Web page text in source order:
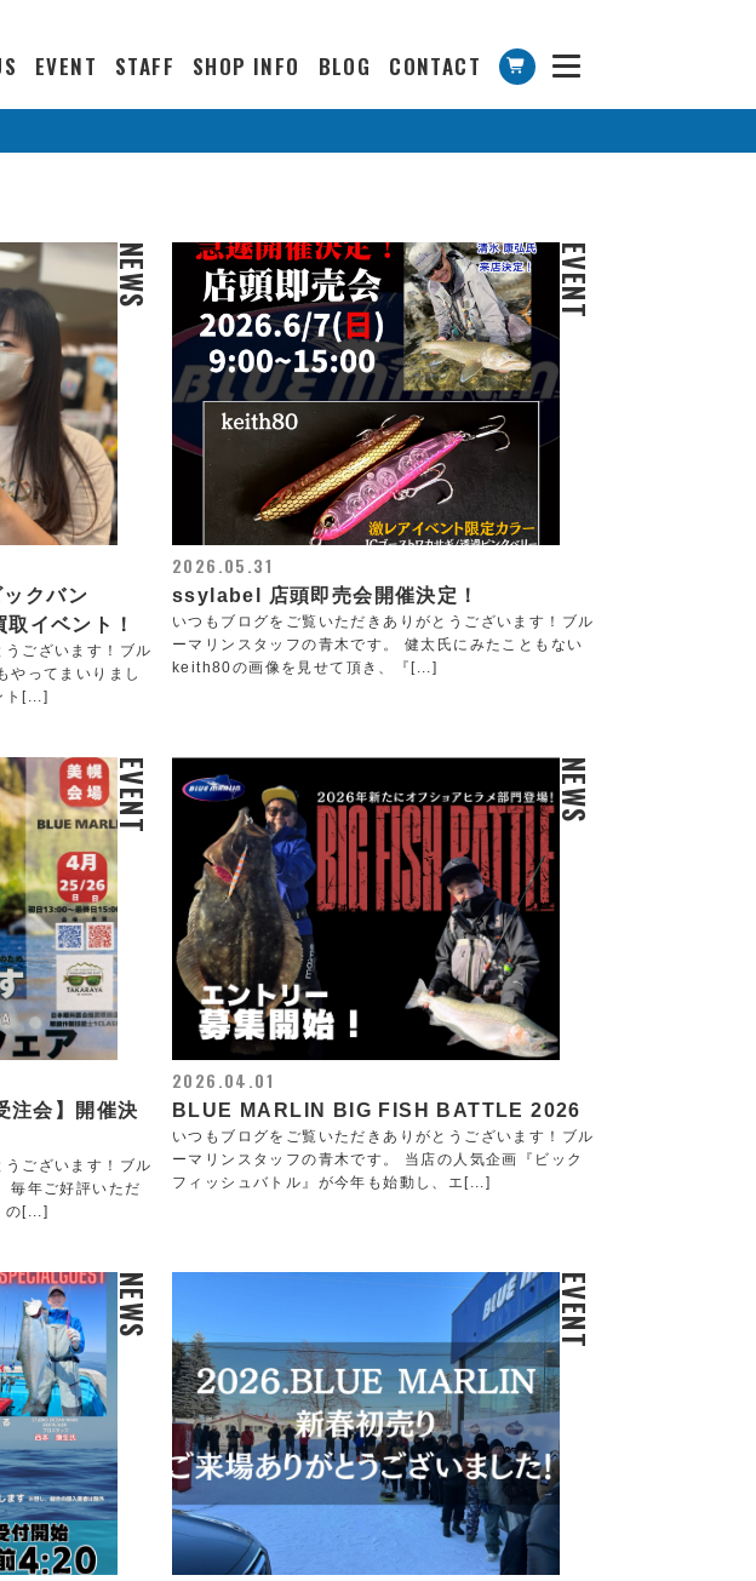
EVENT STAFF SHOP INFO BLOG CONTACT
NEWS
クバン
イベント！
ございます！ブル
やってまいりまし
ト[...]
EVENT
2026.05.31
ssylabel 店頭即売会開催決定！
いつもブログをご覧いただきありがとうございます！ブル
ーマリンスタッフの青木です。 健太氏にみたこともない
keith80の画像を見せて頂き、『[...]
EVENT
注会】開催決
ございます！ブル
毎年ご好評いただ
の[...]
NEWS
2026.04.01
BLUE MARLIN BIG FISH BATTLE 2026
いつもブログをご覧いただきありがとうございます！ブル
ーマリンスタッフの青木です。 当店の人気企画『ビック
フィッシュバトル』が今年も始動し、エ[...]
NEWS EVENT